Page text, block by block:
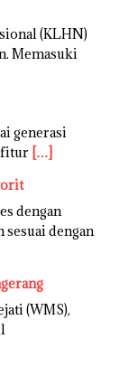
(KLHN)
Memasuki
generasi
fitur […]
dengan
dengan
(WMS),